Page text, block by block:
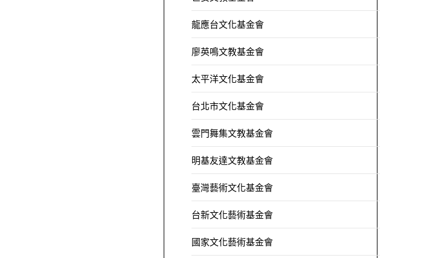
龍應台文化基金會
廖英鳴文教基金會
太平洋文化基金會
台北市文化基金會
雲門舞集文教基金會
明基友達文教基金會
臺灣藝術文化基金會
台新文化藝術基金會
國家文化藝術基金會